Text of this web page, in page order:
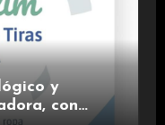
y
con